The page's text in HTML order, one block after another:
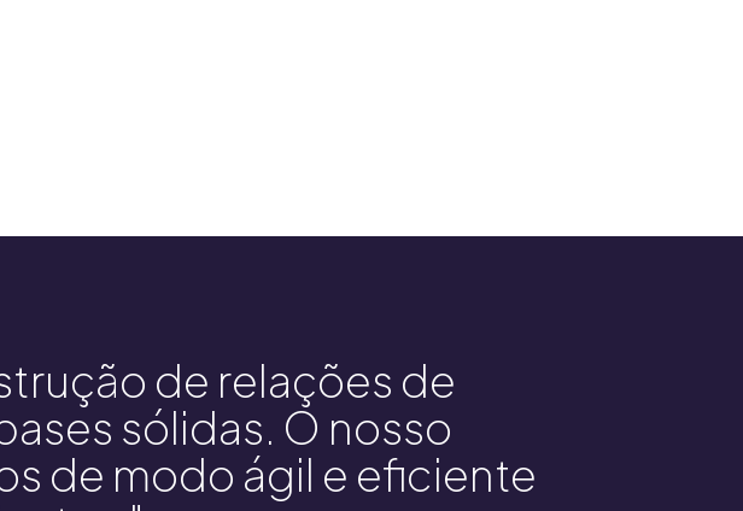
de relações de
sólidas. O nosso
de modo ágil e eficiente